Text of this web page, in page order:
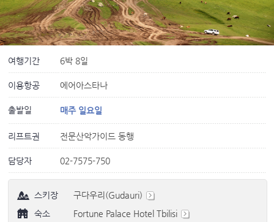
여행기간 6박 8일
이용항공 에어아스타나
출발일 매주 일요일
리프트권 전문산악가이드 동행
담당자 02-7575-750
스키장
구다우리(Gudauri)
숙소
Fortune Palace Hotel Tbilisi